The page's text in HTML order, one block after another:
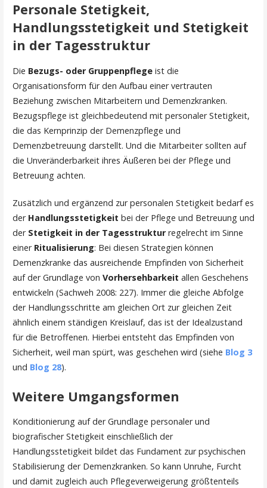
Personale Stetigkeit,
Handlungsstetigkeit und Stetigkeit
in der Tagesstruktur
Die Bezugs- oder Gruppenpflege ist die
Organisationsform für den Aufbau einer vertrauten
Beziehung zwischen Mitarbeitern und Demenzkranken.
Bezugspflege ist gleichbedeutend mit personaler Stetigkeit,
die das Kernprinzip der Demenzpflege und
Demenzbetreuung darstellt. Und die Mitarbeiter sollten auf
die Unveränderbarkeit ihres Äußeren bei der Pflege und
Betreuung achten.
Zusätzlich und ergänzend zur personalen Stetigkeit bedarf es
derHandlungsstetigkeit bei der Pflege und Betreuung und
der Stetigkeit in der Tagesstruktur regelrecht im Sinne
einer Ritualisierung: Bei diesen Strategien können
Demenzkranke das ausreichende Empfinden von Sicherheit
auf der Grundlage von Vorhersehbarkeit allen Geschehens
entwickeln (Sachweh 2008: 227). Immer die gleiche Abfolge
der Handlungsschritte am gleichen Ort zur gleichen Zeit
ähnlich einem ständigen Kreislauf, das ist der Idealzustand
für die Betroffenen. Hierbei entsteht das Empfinden von
Sicherheit, weil man spürt, was geschehen wird (siehe Blog 3
und Blog 28).
Weitere Umgangsformen
Konditionierung auf der Grundlage personaler und
biografischer Stetigkeit einschließlich der
Handlungsstetigkeit bildet das Fundament zur psychischen
Stabilisierung der Demenzkranken. So kann Unruhe, Furcht
und damit zugleich auch Pflegeverweigerung größtenteils